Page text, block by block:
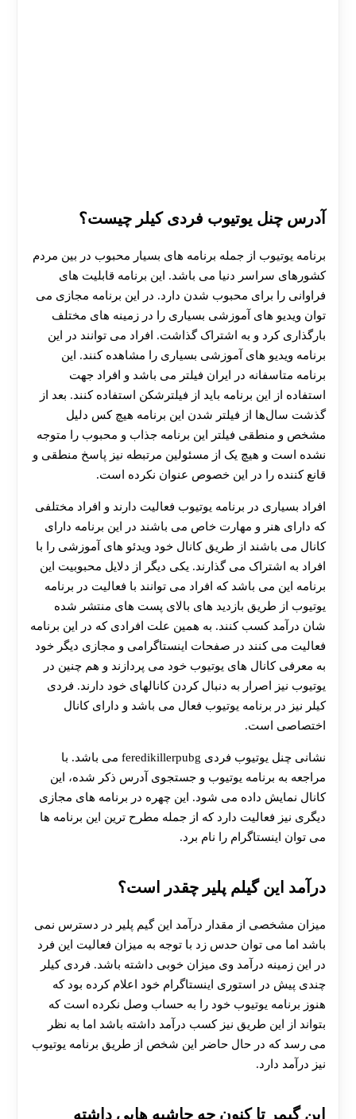
آدرس چنل یوتیوب فردی کیلر چیست؟
برنامه یوتیوب از جمله برنامه‌ های بسیار محبوب در بین مردم
کشورهای سراسر دنیا می باشد. این برنامه قابلیت های
فراوانی را برای محبوب شدن دارد. در این برنامه مجازی می
توان ویدیو های آموزشی بسیاری را در زمینه‌ های مختلف
بارگذاری کرد و به اشتراک گذاشت. افراد می‌ توانند در این
برنامه ویدیو های آموزشی بسیاری را مشاهده کنند. این
برنامه متاسفانه در ایران فیلتر می باشد و افراد جهت
استفاده از این برنامه باید از فیلترشکن استفاده کنند. بعد از
گذشت سال‌ها از فیلتر شدن این برنامه هیچ کس دلیل
مشخص و منطقی فیلتر این برنامه جذاب و محبوب را متوجه
نشده است و هیچ یک از مسئولين مرتبطه نیز پاسخ منطقی و
قانع کننده را در این خصوص عنوان نکرده است.
افراد بسیاری در برنامه یوتیوب فعالیت دارند و افراد مختلفی
که دارای هنر و مهارت خاص می باشند در این برنامه دارای
کانال می باشند از طريق کانال خود ویدئو های آموزشی را با
افراد به اشتراک می‌ گذارند. یکی دیگر از دلایل محبوبیت این
برنامه این می باشد که افراد می‌ توانند با فعالیت در برنامه
یوتیوب از طریق بازدید های بالای پست های منتشر شده
شان درآمد کسب کنند. به همین علت افرادی که در این برنامه
فعالیت می‌ کنند در صفحات اینستاگرامی و مجازی دیگر خود
به معرفی کانال های یوتیوب خود می‌ پردازند و هم چنین در
یوتیوب نیز اصرار به دنبال کردن کانالهای خود دارند. فردی
کیلر نیز در برنامه یوتیوب فعال می باشد و دارای کانال
اختصاصی است.
نشانی چنل یوتیوب فردی feredikillerpubg می باشد. با
مراجعه به برنامه یوتیوب و جستجوی آدرس ذکر شده، این
کانال نمایش داده می شود. این چهره در برنامه های مجازی
دیگری نیز فعالیت دارد که از جمله مطرح ترین این برنامه ها
می توان اینستاگرام را نام برد.
درآمد این گیلم پلیر چقدر است؟
میزان مشخصی از مقدار درآمد این گیم پلیر در دسترس نمی
باشد اما می توان حدس زد با توجه به میزان فعالیت این فرد
در این زمینه درآمد وی میزان خوبی داشته باشد. فردی کیلر
چندی پیش در استوری اینستاگرام خود اعلام کرده بود که
هنوز برنامه یوتیوب خود را به حساب وصل نکرده است که
بتواند از این طریق نیز کسب درآمد داشته باشد اما به نظر
می رسد که در حال حاضر این شخص از طریق برنامه یوتیوب
نیز درآمد دارد.
این گیمر تا کنون چه حاشیه هایی داشته